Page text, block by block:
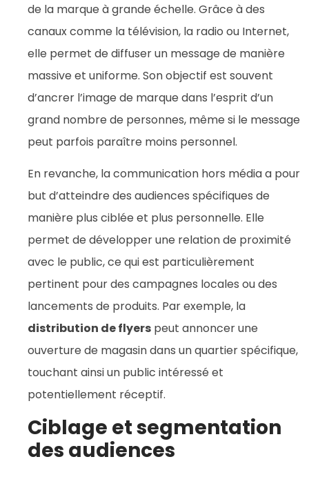
de la marque à grande échelle. Grâce à des
canaux comme la télévision, la radio ou Internet,
elle permet de diffuser un message de manière
massive et uniforme. Son objectif est souvent
d’ancrer l’image de marque dans l’esprit d’un
grand nombre de personnes, même si le message
peut parfois paraître moins personnel.
En revanche, la communication hors média a pour
but d’atteindre des audiences spécifiques de
manière plus ciblée et plus personnelle. Elle
permet de développer une relation de proximité
avec le public, ce qui est particulièrement
pertinent pour des campagnes locales ou des
lancements de produits. Par exemple, la
distribution de flyers peut annoncer une
ouverture de magasin dans un quartier spécifique,
touchant ainsi un public intéressé et
potentiellement réceptif.
Ciblage et segmentation
des audiences